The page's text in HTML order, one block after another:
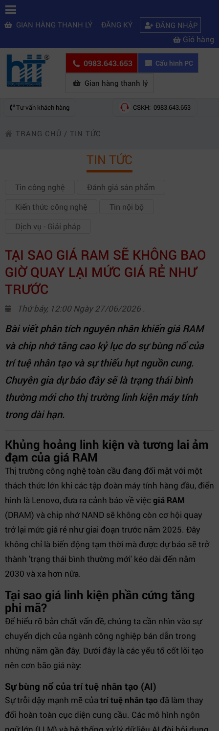
GIAN HÀNG THANH LÝ ĐĂNG KÝ ĐĂNG NHẬP
Giỏ hàng
0983.643.653 Cấu hình PC
Gian hàng thanh lý
Tư vấn khách hàng CSKH: 0983.643.653
TRANG CHỦ / TIN TỨC
TIN TỨC
Tin công nghệ
Đánh giá sản phẩm
Kiến thức công nghệ
Tin nội bộ
Dịch vụ - Giải pháp
TẠI SAO GIÁ RAM SẼ KHÔNG BAO
GIỜ QUAY LẠI MỨC GIÁ RẺ NHƯ
TRƯỚC
Thứ bảy, 12:00 Ngày 27/06/2026 .
Bài viết phân tích nguyên nhân khiến giá RAM
và chip nhớ tăng cao kỷ lục do sự bùng nổ của
trí tuệ nhân tạo và sự thiếu hụt nguồn cung.
Chuyên gia dự báo đây sẽ là trạng thái bình
thường mới cho thị trường linh kiện máy tính
trong dài hạn.
Khủng hoảng linh kiện và tương lai ảm
đạm của giá RAM
Thị trường công nghệ toàn cầu đang đối mặt với một
thách thức lớn khi các tập đoàn máy tính hàng đầu, điển
hình là Lenovo, đưa ra cảnh báo về việcgiá RAM
(DRAM) và chip nhớ NAND sẽ không còn cơ hội quay
trở lại mức giá rẻ như giai đoạn trước năm 2025. Đây
không chỉ là biến động tạm thời mà được dự báo sẽ trở
thành 'trạng thái bình thường mới' kéo dài đến năm
2030 và xa hơn nữa.
Tại sao giá linh kiện phần cứng tăng
phi mã?
Để hiểu rõ bản chất vấn đề, chúng ta cần nhìn vào sự
chuyển dịch của ngành công nghiệp bán dẫn trong
những năm gần đây. Dưới đây là các yếu tố cốt lõi tạo
nên cơn bão giá này:
Sự bùng nổ của trí tuệ nhân tạo (AI)
Sự trỗi dậy mạnh mẽ của trí tuệ nhân tạo đã làm thay
đổi hoàn toàn cục diện cung cầu. Các mô hình ngôn